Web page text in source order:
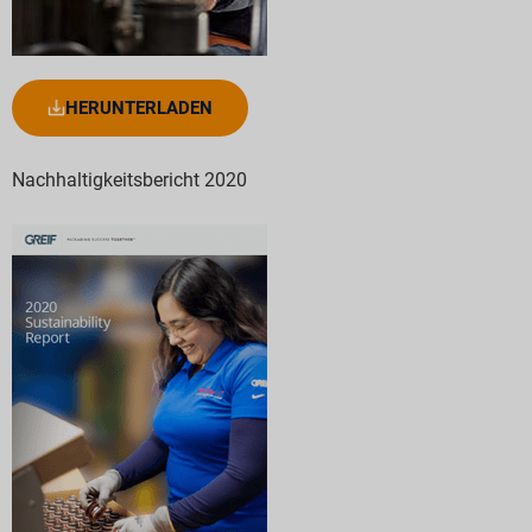
HERUNTERLADEN
Nachhaltigkeitsbericht 2020